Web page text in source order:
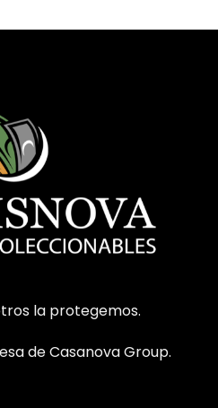
la protegemos.
de Casanova Group.